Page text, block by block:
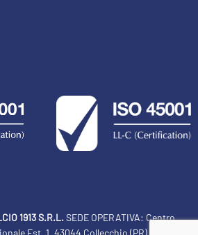
1913 S.R.L.SEDE OPERATIVA: Centro
Est, 1, 43044 Collecchio (PR) Italia